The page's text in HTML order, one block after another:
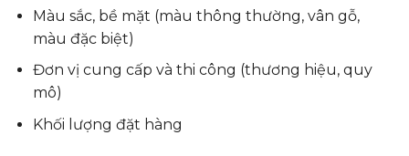
Màu sắc, bề mặt (màu thông thường, vân gỗ,
màu đặc biệt)
Đơn vị cung cấp và thi công (thương hiệu, quy
mô)
Khối lượng đặt hàng